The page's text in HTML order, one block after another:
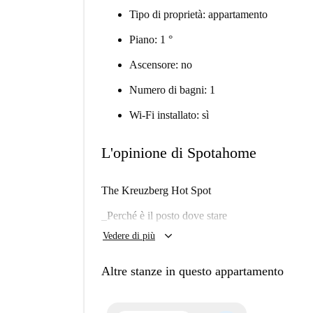
Tipo di proprietà: appartamento
Piano: 1 °
Ascensore: no
Numero di bagni: 1
Wi-Fi installato: sì
L'opinione di Spotahome
The Kreuzberg Hot Spot
_Perché è il posto dove stare
Mi piacerà qui?
Noi la pensiamo così
Vedere di più keyboard_arrow_down
Altre stanze in questo appartamento